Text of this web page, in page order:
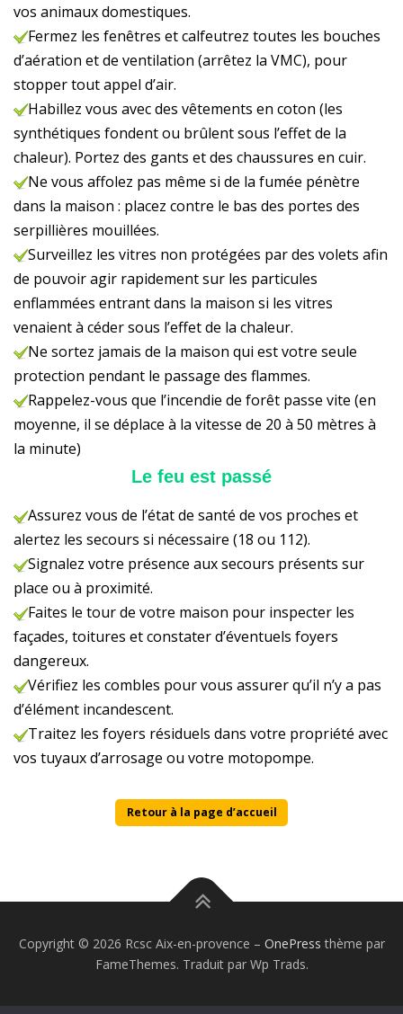
vos animaux domestiques.
Fermez les fenêtres et calfeutrez toutes les bouches
d’aération et de ventilation (arrêtez la VMC), pour
stopper tout appel d’air.
Habillez vous avec des vêtements en coton (les
synthétiques fondent ou brûlent sous l’effet de la
chaleur). Portez des gants et des chaussures en cuir.
Ne vous affolez pas même si de la fumée pénètre
dans la maison : placez contre le bas des portes des
serpillières mouillées.
Surveillez les vitres non protégées par des volets afin
de pouvoir agir rapidement sur les particules
enflammées entrant dans la maison si les vitres
venaient à céder sous l’effet de la chaleur.
Ne sortez jamais de la maison qui est votre seule
protection pendant le passage des flammes.
Rappelez-vous que l’incendie de forêt passe vite (en
moyenne, il se déplace à la vitesse de 20 à 50 mètres à
la minute)
Le feu est passé
Assurez vous de l’état de santé de vos proches et
alertez les secours si nécessaire (18 ou 112).
Signalez votre présence aux secours présents sur
place ou à proximité.
Faites le tour de votre maison pour inspecter les
façades, toitures et constater d’éventuels foyers
dangereux.
Vérifiez les combles pour vous assurer qu’il n’y a pas
d’élément incandescent.
Traitez les foyers résiduels dans votre propriété avec
vos tuyaux d’arrosage ou votre motopompe.
Retour à la page d’accueil
Copyright © 2026 Rcsc Aix-en-provence – OnePress thème par
FameThemes. Traduit par Wp Trads.